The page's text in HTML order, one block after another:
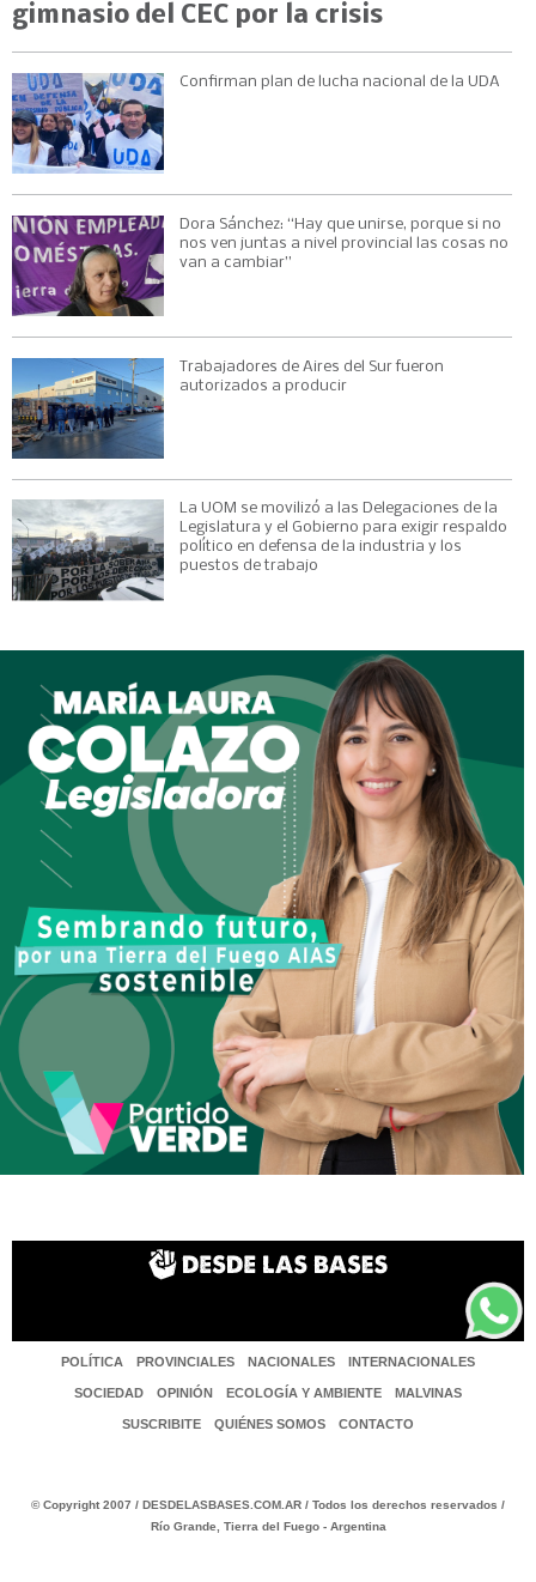
gimnasio del CEC por la crisis
Confirman plan de lucha nacional de la UDA
Dora Sánchez: “Hay que unirse, porque si no
nos ven juntas a nivel provincial las cosas no
van a cambiar”
Trabajadores de Aires del Sur fueron
autorizados a producir
La UOM se movilizó a las Delegaciones de la
Legislatura y el Gobierno para exigir respaldo
político en defensa de la industria y los
puestos de trabajo
POLÍTICA PROVINCIALES NACIONALES INTERNACIONALES
SOCIEDAD OPINIÓN ECOLOGÍA Y AMBIENTE MALVINAS
SUSCRIBITE QUIÉNES SOMOS CONTACTO
© Copyright 2007 / DESDELASBASES.COM.AR / Todos los derechos reservados /
Río Grande, Tierra del Fuego - Argentina